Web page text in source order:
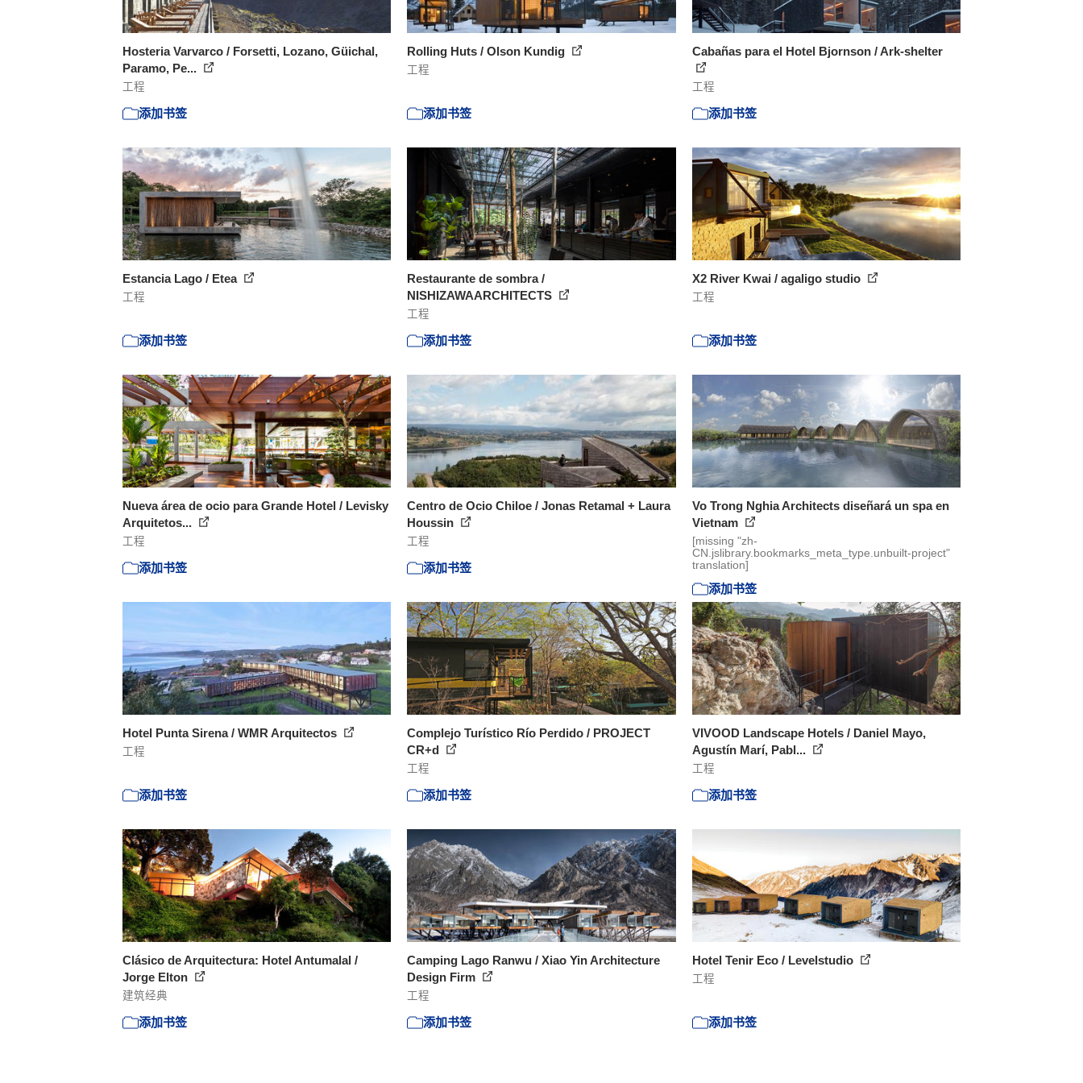
Hosteria Varvarco / Forsetti, Lozano, Güichal,
Paramo, Pe...
工程
添加书签
Rolling Huts / Olson Kundig
工程
添加书签
Cabañas para el Hotel Bjornson / Ark-shelter
工程
添加书签
Estancia Lago / Etea
工程
添加书签
Restaurante de sombra /
NISHIZAWAARCHITECTS
工程
添加书签
X2 River Kwai / agaligo studio
工程
添加书签
Nueva área de ocio para Grande Hotel / Levisky
Arquitetos...
工程
添加书签
Centro de Ocio Chiloe / Jonas Retamal + Laura
Houssin
工程
添加书签
Vo Trong Nghia Architects diseñará un spa en
Vietnam
[missing "zh-
CN.jslibrary.bookmarks_meta_type.unbuilt-project"
translation]
添加书签
Hotel Punta Sirena / WMR Arquitectos
工程
添加书签
Complejo Turístico Río Perdido / PROJECT
CR+d
工程
添加书签
VIVOOD Landscape Hotels / Daniel Mayo,
Agustín Marí, Pabl...
工程
添加书签
Clásico de Arquitectura: Hotel Antumalal /
Jorge Elton
建筑经典
添加书签
Camping Lago Ranwu / Xiao Yin Architecture
Design Firm
工程
添加书签
Hotel Tenir Eco / Levelstudio
工程
添加书签